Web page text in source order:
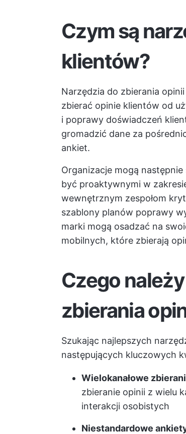
Czym są
klientów?
Narzędzia do zbierania
zbierać opinie klientów od
i poprawy doświadczeń
gromadzić dane za
ankiet.
Organizacje mogą
być proaktywnymi w
wewnętrznym zespołom
szablony planów poprawy
marki mogą osadzać na
mobilnych, które zbierają
Czego
zbierania
Szukając najlepszych
następujących kluczowych
Wielokanałowe
zbieranie opinii z wielu
interakcji osobistych
Niestandardowe